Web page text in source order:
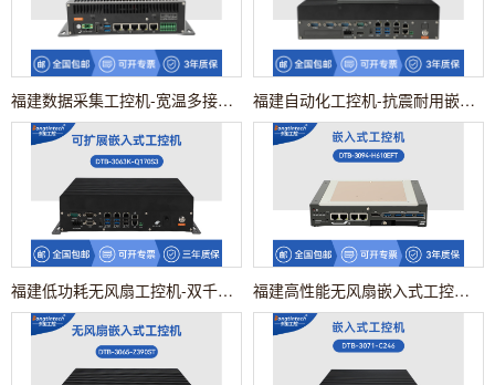
福建数据采集工控机-宽温多接口工业设备|DTB-3096-1235U 福建自动化工控机-抗震耐用嵌入式主机设备|DTB-3091-H610L5
福建低功耗无风扇工控机-双千兆网口主机电脑|DTB-3063K-Q170S3 福建高性能无风扇嵌入式工控机-工业机器人控制主机|DTB-3094-H610EFT